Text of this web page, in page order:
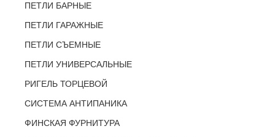
ПЕТЛИ БАРНЫЕ
ПЕТЛИ ГАРАЖНЫЕ
ПЕТЛИ СЪЕМНЫЕ
ПЕТЛИ УНИВЕРСАЛЬНЫЕ
РИГЕЛЬ ТОРЦЕВОЙ
СИСТЕМА АНТИПАНИКА
ФИНСКАЯ ФУРНИТУРА